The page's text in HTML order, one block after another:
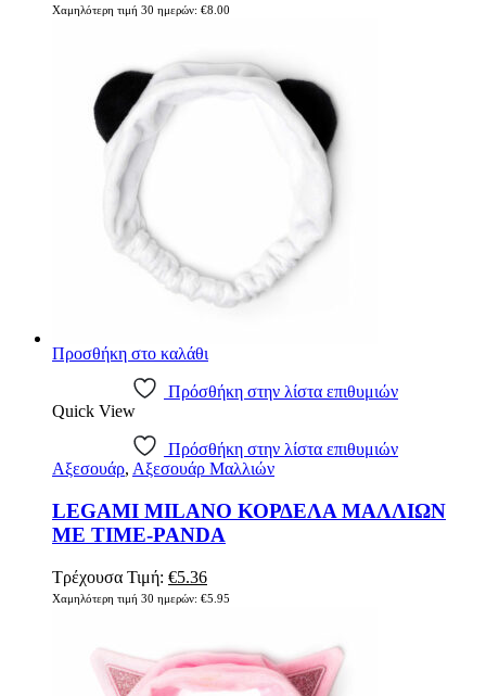
Χαμηλότερη τιμή 30 ημερών: €8.00
Προσθήκη στο καλάθι
Πρόσθήκη στην λίστα επιθυμιών
Quick View
Πρόσθήκη στην λίστα επιθυμιών
Αξεσουάρ, Αξεσουάρ Μαλλιών
LEGAMI MILANO ΚΟΡΔΕΛΑ ΜΑΛΛΙΩΝ
ME TIME-PANDA
Τρέχουσα Τιμή: €5.36
Χαμηλότερη τιμή 30 ημερών: €5.95